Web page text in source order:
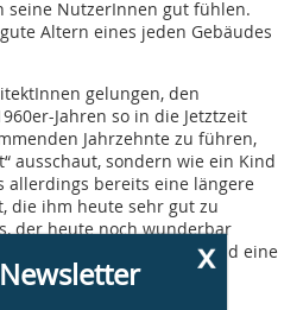
seine NutzerInnen gut fühlen.
Altern eines jeden Gebäudes
gelungen, den
Jahren so in die Jetztzeit
Jahrzehnte zu führen,
ausschaut, sondern wie ein Kind
allerdings bereits eine längere
die ihm heute sehr gut zu
der heute noch wunderbar
Gründerzeit aufweist – und eine
– wartet auf weitere
solcher von der Art des
x